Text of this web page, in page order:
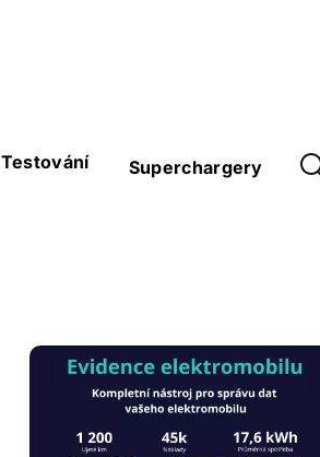
Testování Superchargery
Obrázek